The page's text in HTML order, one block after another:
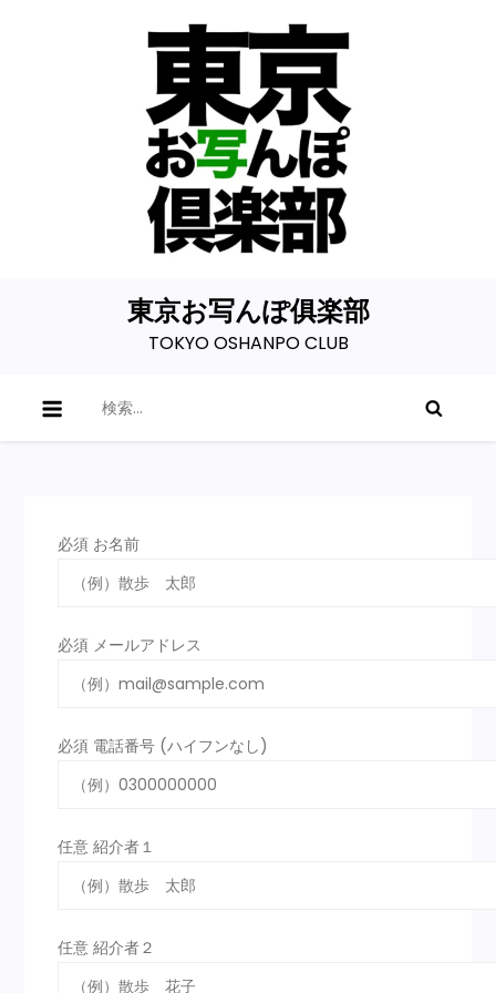
東京お写んぽ俱楽部
TOKYO OSHANPO CLUB
索:
必須 お名前
必須 メールアドレス
必須 電話番号 (ハイフンなし)
任意 紹介者１
任意 紹介者２